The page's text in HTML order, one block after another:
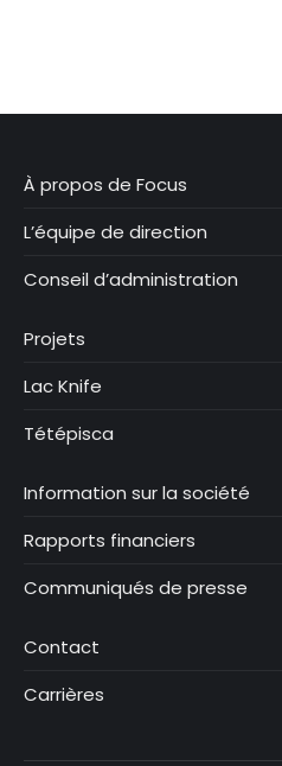
À propos de Focus
L’équipe de direction
Conseil d’administration
Projets
Lac Knife
Tétépisca
Information sur la société
Rapports financiers
Communiqués de presse
Contact
Carrières